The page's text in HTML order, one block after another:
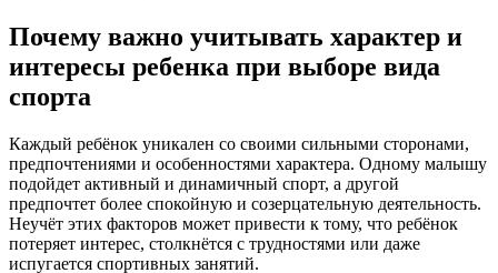
Почему важно учитывать характер и
интересы ребенка при выборе вида
спорта
Каждый ребёнок уникален со своими сильными сторонами,
предпочтениями и особенностями характера. Одному малышу
подойдет активный и динамичный спорт, а другой
предпочтет более спокойную и созерцательную деятельность.
Неучёт этих факторов может привести к тому, что ребёнок
потеряет интерес, столкнётся с трудностями или даже
испугается спортивных занятий.